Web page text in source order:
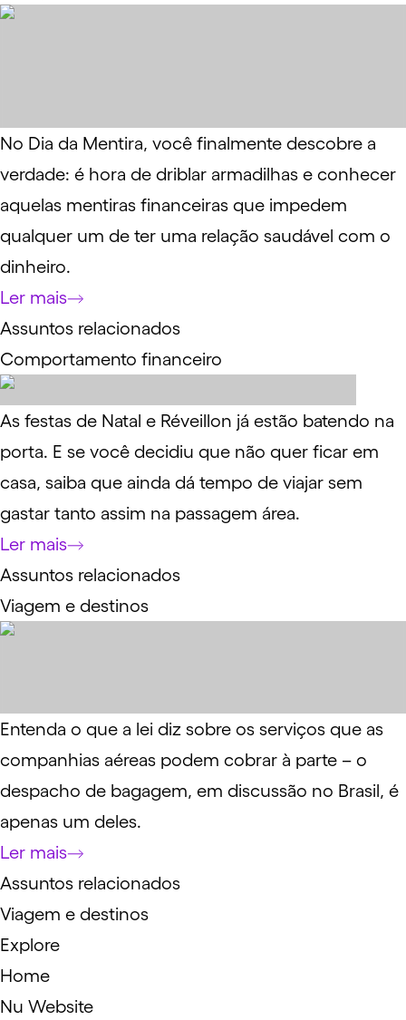
No Dia da Mentira, você finalmente descobre a
verdade: é hora de driblar armadilhas e conhecer
aquelas mentiras financeiras que impedem
qualquer um de ter uma relação saudável com o
dinheiro.
Ler mais
Assuntos relacionados
Comportamento financeiro
As festas de Natal e Réveillon já estão batendo na
porta. E se você decidiu que não quer ficar em
casa, saiba que ainda dá tempo de viajar sem
gastar tanto assim na passagem área.
Ler mais
Assuntos relacionados
Viagem e destinos
Entenda o que a lei diz sobre os serviços que as
companhias aéreas podem cobrar à parte – o
despacho de bagagem, em discussão no Brasil, é
apenas um deles.
Ler mais
Assuntos relacionados
Viagem e destinos
Explore
Home
Nu Website